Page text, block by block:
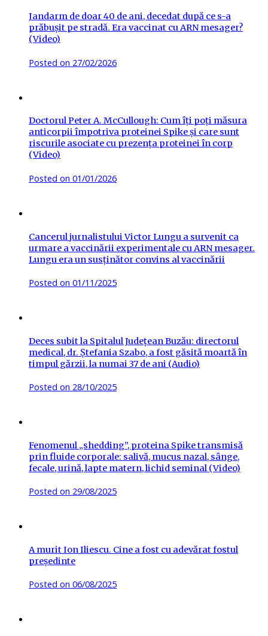
Jandarm de doar 40 de ani, decedat după ce s-a
prăbușit pe stradă. Era vaccinat cu ARN mesager?
(Video)
Posted on 27/02/2026
Doctorul Peter A. McCullough: Cum îți poți măsura
anticorpii împotriva proteinei Spike și care sunt
riscurile asociate cu prezența proteinei în corp
(Video)
Posted on 01/01/2026
Cancerul jurnalistului Victor Lungu a survenit ca
urmare a vaccinării experimentale cu ARN mesager.
Lungu era un susținător convins al vaccinării
Posted on 01/11/2025
Deces subit la Spitalul Județean Buzău: directorul
medical, dr. Ștefania Szabo, a fost găsită moartă în
timpul gărzii, la numai 37 de ani (Audio)
Posted on 28/10/2025
Fenomenul „shedding”, proteina Spike transmisă
prin fluide corporale: salivă, mucus nazal, sânge,
fecale, urină, lapte matern, lichid seminal (Video)
Posted on 29/08/2025
A murit Ion Iliescu. Cine a fost cu adevărat fostul
președinte
Posted on 06/08/2025